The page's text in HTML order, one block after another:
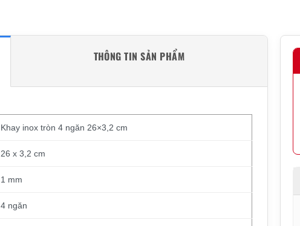
THÔNG TIN SẢN PHẨM
Khay inox tròn 4 ngăn 26×3,2 cm
26 x 3,2 cm
1 mm
4 ngăn